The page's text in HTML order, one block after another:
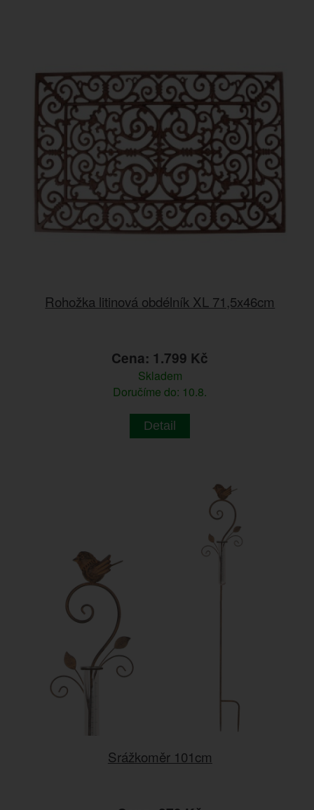
Rohožka litinová obdélník XL 71,5x46cm
Cena: 1.799 Kč
Skladem
Doručíme do: 10.8.
Detail
Srážkoměr 101cm